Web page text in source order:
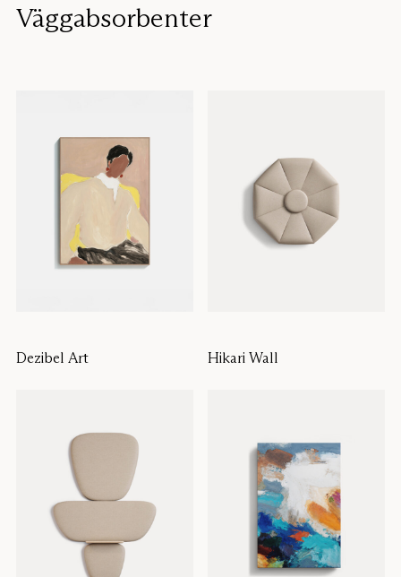
Väggabsorbenter
Dezibel Art Hikari Wall